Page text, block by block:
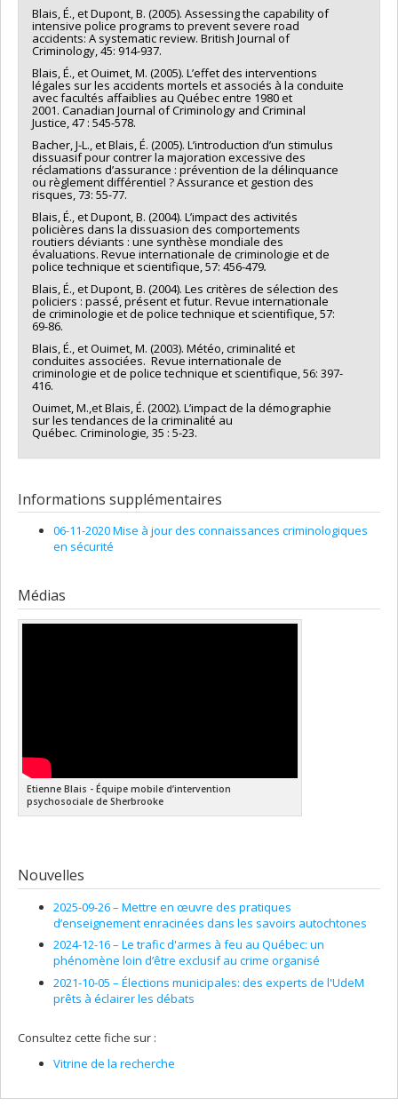
Blais, É., et Dupont, B. (2005). Assessing the capability of
intensive police programs to prevent severe road
accidents: A systematic review. British Journal of
Criminology, 45: 914-937.
Blais, É., et Ouimet, M. (2005). L’effet des interventions
légales sur les accidents mortels et associés à la conduite
avec facultés affaiblies au Québec entre 1980 et
2001. Canadian Journal of Criminology and Criminal
Justice, 47 : 545-578.
Bacher, J-L., et Blais, É. (2005). L’introduction d’un stimulus
dissuasif pour contrer la majoration excessive des
réclamations d’assurance : prévention de la délinquance
ou règlement différentiel ? Assurance et gestion des
risques, 73: 55-77.
Blais, É., et Dupont, B. (2004). L’impact des activités
policières dans la dissuasion des comportements
routiers déviants : une synthèse mondiale des
évaluations. Revue internationale de criminologie et de
police technique et scientifique, 57: 456-479.
Blais, É., et Dupont, B. (2004). Les critères de sélection des
policiers : passé, présent et futur. Revue internationale
de criminologie et de police technique et scientifique, 57:
69-86.
Blais, É., et Ouimet, M. (2003). Météo, criminalité et
conduites associées. Revue internationale de
criminologie et de police technique et scientifique, 56: 397-
416.
Ouimet, M.,et Blais, É. (2002). L’impact de la démographie
sur les tendances de la criminalité au
Québec. Criminologie, 35 : 5-23.
Informations supplémentaires
06-11-2020 Mise à jour des connaissances criminologiques
en sécurité
Médias
Etienne Blais - Équipe mobile d’intervention
psychosociale de Sherbrooke
Nouvelles
2025-09-26 – Mettre en œuvre des pratiques
d’enseignement enracinées dans les savoirs autochtones
2024-12-16 – Le trafic d'armes à feu au Québec: un
phénomène loin d’être exclusif au crime organisé
2021-10-05 – Élections municipales: des experts de l'UdeM
prêts à éclairer les débats
Consultez cette fiche sur :
Vitrine de la recherche